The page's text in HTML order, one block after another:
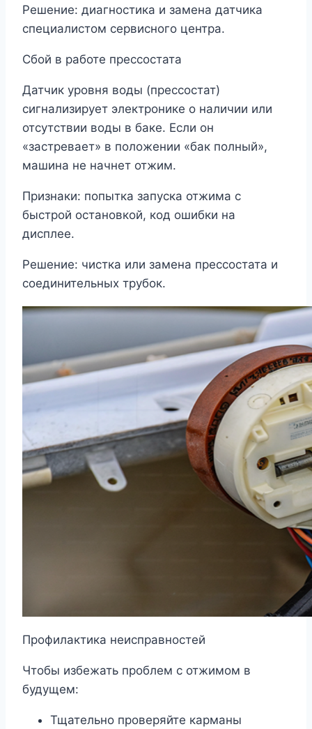
Решение: диагностика и замена датчика
специалистом сервисного центра.
Сбой в работе прессостата
Датчик уровня воды (прессостат)
сигнализирует электронике о наличии или
отсутствии воды в баке. Если он
«застревает» в положении «бак полный»,
машина не начнет отжим.
Признаки: попытка запуска отжима с
быстрой остановкой, код ошибки на
дисплее.
Решение: чистка или замена прессостата и
соединительных трубок.
Профилактика неисправностей
Чтобы избежать проблем с отжимом в
будущем:
Тщательно проверяйте карманы